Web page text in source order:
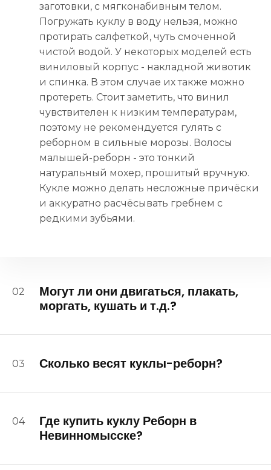
заготовки, с мягконабивным телом.
Погружать куклу в воду нельзя, можно
протирать салфеткой, чуть смоченной
чистой водой. У некоторых моделей есть
виниловый корпус - накладной животик
и спинка. В этом случае их также можно
протереть. Стоит заметить, что винил
чувствителен к низким температурам,
поэтому не рекомендуется гулять с
реборном в сильные морозы. Волосы
малышей-реборн - это тонкий
натуральный мохер, прошитый вручную.
Кукле можно делать несложные причёски
и аккуратно расчёсывать гребнем с
редкими зубьями.
02
Могут ли они двигаться, плакать,
моргать, кушать и т.д.?
03 Сколько весят куклы-реборн?
04
Где купить куклу Реборн в
Невинномысске?